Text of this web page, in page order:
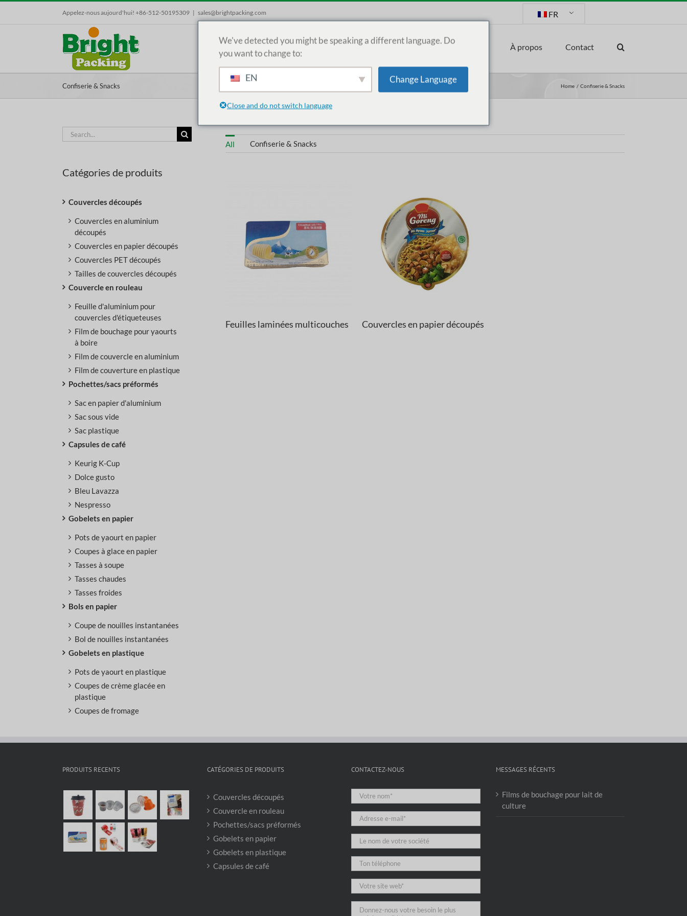
Appelez-nous aujourd'hui! +86-512-50195309 | sales@brightpacking.com FR
Maison Des produits Marché À propos Contact
Confiserie & Snacks Home Confiserie & Snacks
All Confiserie & Snacks
multicouches
Confiserie & Snacks
d'aluminium laminé
Feuilles laminées multicouches
Couvercles en papier
découpés
Confiserie & Snacks Couvercles
découpés Couvercles en papier
Couvercles en papier découpés
Search
for:
Catégories de produits
Couvercles découpés
Couvercles en aluminium
découpés
Couvercles en papier découpés
Couvercles PET découpés
Tailles de couvercles découpés
Couvercle en rouleau
Feuille d'aluminium pour
couvercles d'étiqueteuses
Film de bouchage pour yaourts
à boire
Film de couvercle en aluminium
Film de couverture en plastique
Pochettes/sacs préformés
Sac en papier d'aluminium
Sac sous vide
Sac plastique
Capsules de café
Keurig K-Cup
Dolce gusto
Bleu Lavazza
Nespresso
Gobelets en papier
Pots de yaourt en papier
Coupes à glace en papier
Tasses à soupe
Tasses chaudes
Tasses froides
Bols en papier
Coupe de nouilles instantanées
Bol de nouilles instantanées
Gobelets en plastique
Pots de yaourt en plastique
Coupes de crème glacée en
plastique
Coupes de fromage
PRODUITS RECENTS CATÉGORIES DE PRODUITS
Couvercles découpés
Couvercle en rouleau
Pochettes/sacs préformés
Gobelets en papier
Gobelets en plastique
Capsules de café
CONTACTEZ-NOUS MESSAGES RÉCENTS
Films de bouchage pour lait de
culture
We've detected you might be speaking a different language. Do
you want to change to:
EN Change Language
Close and do not switch language